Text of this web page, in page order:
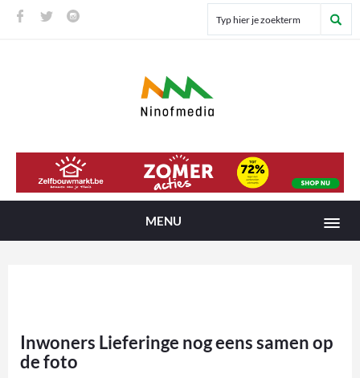
MENU
Inwoners Lieferinge nog eens samen op
de foto